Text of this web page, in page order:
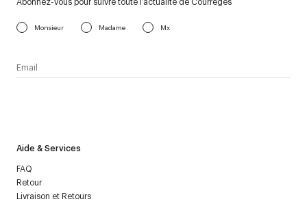
Aide & Services
FAQ
Retour
Livraison et Retours
Monsieur Madame Mx